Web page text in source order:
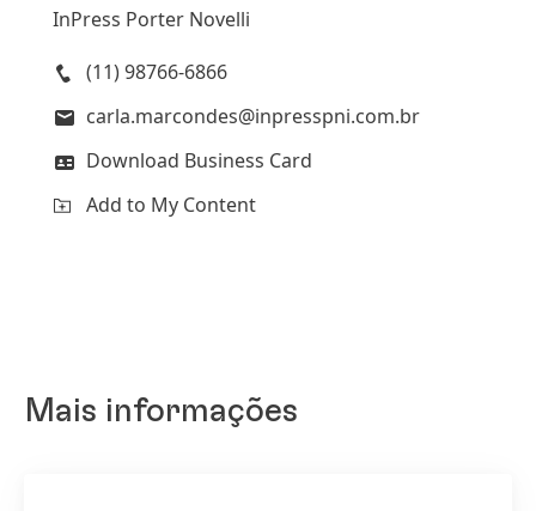
InPress Porter Novelli
(11) 98766-6866
carla.marcondes@inpresspni.com.br
Download Business Card
Add to My Content
Mais informações